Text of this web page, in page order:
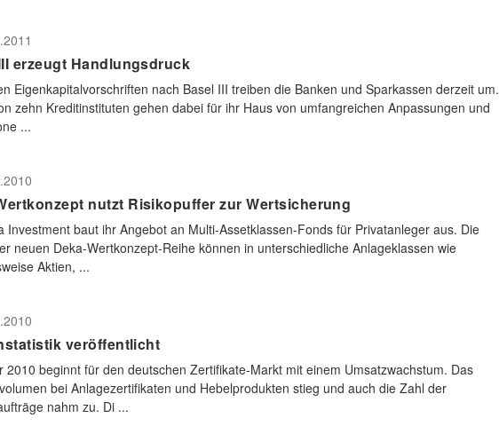
erzeugt Handlungsdruck
Eigenkapitalvorschriften nach Basel III treiben die Banken und Sparkassen derzeit um.
zehn Kreditinstituten gehen dabei für ihr Haus von umfangreichen Anpassungen und
...
nutzt Risikopuffer zur Wertsicherung
Investment baut ihr Angebot an Multi-Assetklassen-Fonds für Privatanleger aus. Die
neuen Deka-Wertkonzept-Reihe können in unterschiedliche Anlageklassen wie
Aktien, ...
veröffentlicht
2010 beginnt für den deutschen Zertifikate-Markt mit einem Umsatzwachstum. Das
bei Anlagezertifikaten und Hebelprodukten stieg und auch die Zahl der
nahm zu. Di ...